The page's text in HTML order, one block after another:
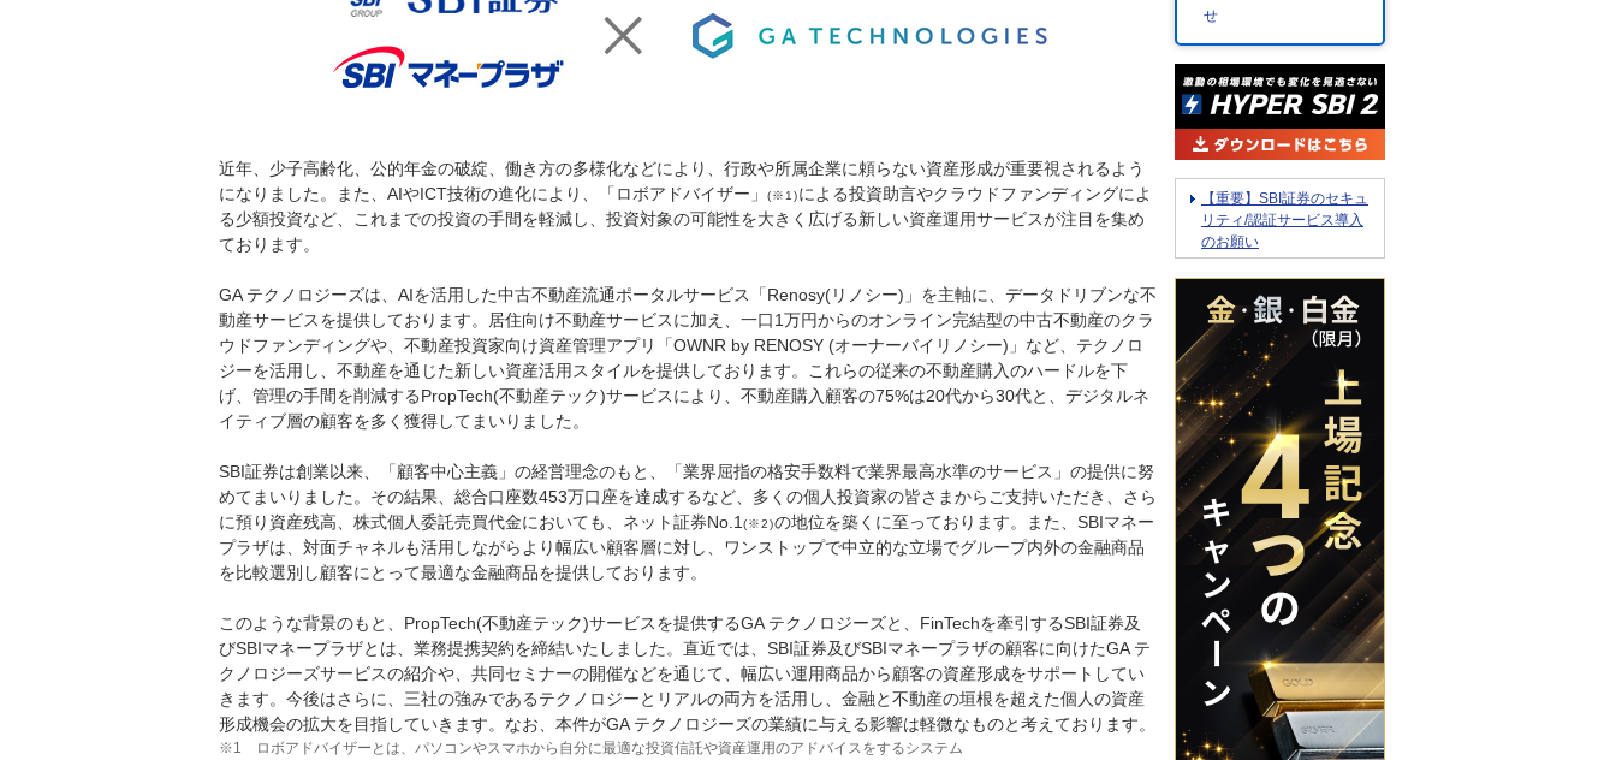
近年、少子高齢化、公的年金の破綻、働き方の多様化などにより、行政や所属企業に頼らない資産形成が重要視されるよう
になりました。また、AIやICT技術の進化により、「ロボアドバイザー」
(※1)による投資助言やクラウドファンディングによ
る少額投資など、これまでの投資の手間を軽減し、投資対象の可能性を大きく広げる新しい資産運用サービスが注目を集め
ております。
GA テクノロジーズは、AIを活用した中古不動産流通ポータルサービス「Renosy(リノシー)」を主軸に、データドリブンな不
動産サービスを提供しております。居住向け不動産サービスに加え、一口1万円からのオンライン完結型の中古不動産のクラ
ウドファンディングや、不動産投資家向け資産管理アプリ「OWNR by RENOSY (オーナーバイリノシー)」など、テクノロ
ジーを活用し、不動産を通じた新しい資産活用スタイルを提供しております。これらの従来の不動産購入のハードルを下
げ、管理の手間を削減するPropTech(不動産テック)サービスにより、不動産購入顧客の75%は20代から30代と、デジタルネ
イティブ層の顧客を多く獲得してまいりました。
SBI証券は創業以来、「顧客中心主義」の経営理念のもと、「業界屈指の格安手数料で業界最高水準のサービス」の提供に努
めてまいりました。その結果、総合口座数453万口座を達成するなど、多くの個人投資家の皆さまからご支持いただき、さら
に預り資産残高、株式個人委託売買代金においても、ネット証券No.1 (※2)の地位を築くに至っております。また、SBIマネー
プラザは、対面チャネルも活用しながらより幅広い顧客層に対し、ワンストップで中立的な立場でグループ内外の金融商品
を比較選別し顧客にとって最適な金融商品を提供しております。
このような背景のもと、PropTech(不動産テック)サービスを提供するGA テクノロジーズと、FinTechを牽引するSBI証券及
びSBIマネープラザとは、業務提携契約を締結いたしました。直近では、SBI証券及びSBIマネープラザの顧客に向けたGA テ
クノロジーズサービスの紹介や、共同セミナーの開催などを通じて、幅広い運用商品から顧客の資産形成をサポートしてい
きます。今後はさらに、三社の強みであるテクノロジーとリアルの両方を活用し、金融と不動産の垣根を超えた個人の資産
形成機会の拡大を目指していきます。なお、本件がGA テクノロジーズの業績に与える影響は軽微なものと考えております。
※1 ロボアドバイザーとは、パソコンやスマホから自分に最適な投資信託や資産運用のアドバイスをするシステム
せ
【重要】SBI証券のセキュ
リティ/認証サービス導入
のお願い